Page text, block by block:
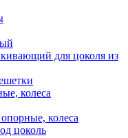
для цоколя из
колеса
колеса
цоколь